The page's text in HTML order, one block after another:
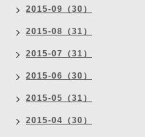
2015-09（30）
2015-08（31）
2015-07（31）
2015-06（30）
2015-05（31）
2015-04（30）